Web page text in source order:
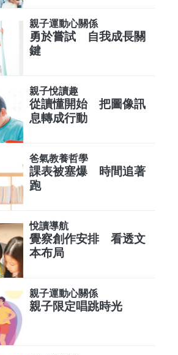
親子運動心關係
勇於嘗試 自我成長關
鍵
親子悅讀趣
從讀懂開始 把圖像訊
息轉成行動
爸氣教養哲學
課表被塞爆 時間追著
跑
悅讀導航
覺察創作安排 看透文
本布局
親子運動心關係
親子限定唱跳時光